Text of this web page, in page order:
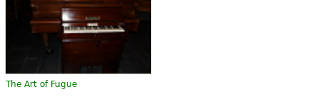
The Art of Fugue